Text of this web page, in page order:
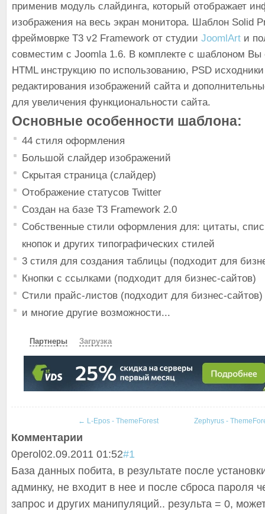
применив модуль слайдинга, который отображает
изображения на весь экран монитора. Шаблон Solid
фреймоврке Т3 v2 Framework от студии JoomlArt и
совместим с Joomla 1.6. В комплекте с шаблоном Вы
HTML инструкцию по использованию, PSD
редактирования изображений сайта и
для увеличения функциональности сайта.
Основные особенности шаблона:
44 стиля оформления
Большой слайдер изображений
Скрытая страница (слайдер)
Отображение статусов Twitter
Создан на базе T3 Framework 2.0
Собственные стили оформления для: цитаты,
кнопок и других типографических стилей
3 стиля для создания таблицы (подходит для
Кнопки с ссылками (подходит для бизнес-сайтов)
Стили прайс-листов (подходит для бизнес-сайтов)
и многие другие возможности...
Партнеры Загрузка
СКАЧАТЬ ЗЕРКАЛО ЗЕРКАЛО №2
← L-Epos - ThemeForest Zephyrus -
Комментарии
0perol 02.09.2011 01:52#1
База данных побита, в результате после
админку, не входит в нее и после сброса пароля
запрос и других манипуляций.. результа = 0,